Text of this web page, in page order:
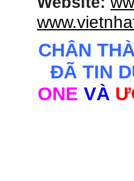
CHÂN
ĐÃ TIN
ONE VÀ